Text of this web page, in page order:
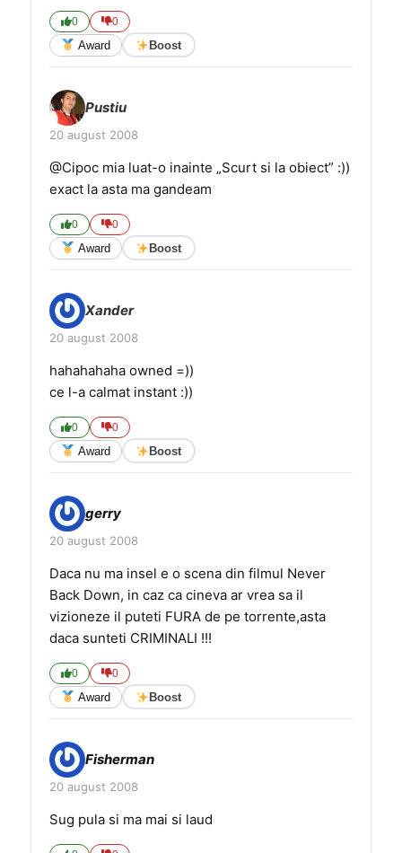
0 0
Award Boost
Pustiu
20 august 2008
@Cipoc mia luat-o inainte „Scurt si la obiect” :))
exact la asta ma gandeam
0 0
Award Boost
Xander
20 august 2008
hahahahaha owned =))
ce l-a calmat instant :))
0 0
Award Boost
gerry
20 august 2008
Daca nu ma insel e o scena din filmul Never
Back Down, in caz ca cineva ar vrea sa il
vizioneze il puteti FURA de pe torrente,asta
daca sunteti CRIMINALI !!!
0 0
Award Boost
Fisherman
20 august 2008
Sug pula si ma mai si laud